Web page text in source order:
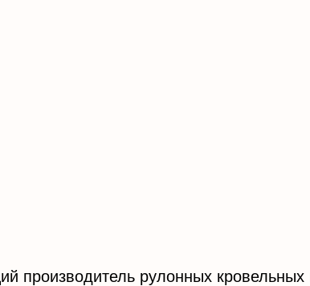
производитель рулонных